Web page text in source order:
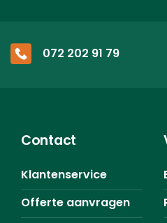
072 202 91 79
Contact
Klantenservice
Offerte aanvragen